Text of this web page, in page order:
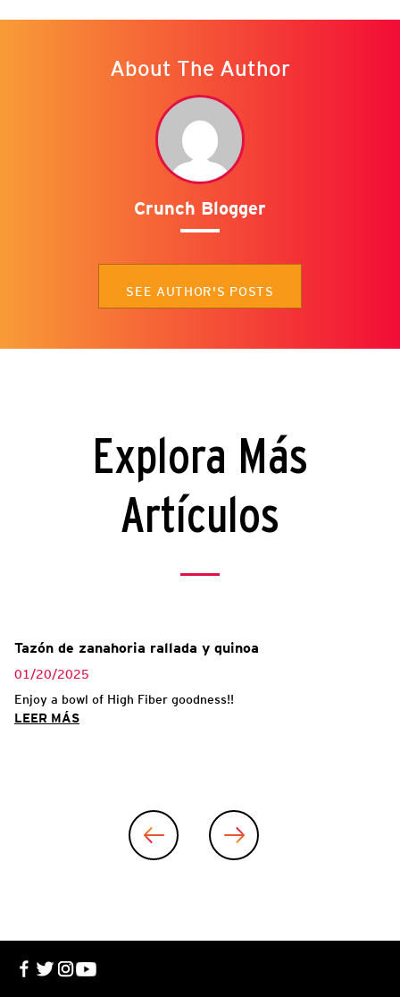
About The Author
Crunch Blogger
SEE AUTHOR'S POSTS
Explora Más
Artículos
Tazón de zanahoria rallada y quinoa
01/20/2025
Enjoy a bowl of High Fiber goodness!!
LEER MÁS